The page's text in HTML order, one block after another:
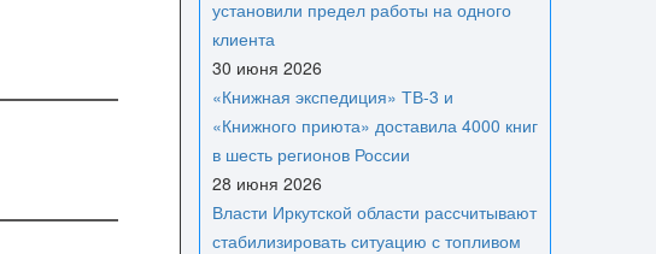
установили предел работы на одного
клиента
30 июня 2026
«Книжная экспедиция» ТВ-3 и
«Книжного приюта» доставила 4000 книг
в шесть регионов России
28 июня 2026
Власти Иркутской области рассчитывают
стабилизировать ситуацию с топливом